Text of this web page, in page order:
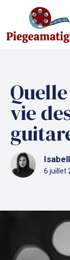
contenu
vie
6 juillet